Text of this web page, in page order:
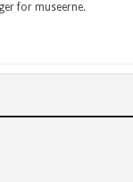
for museerne.